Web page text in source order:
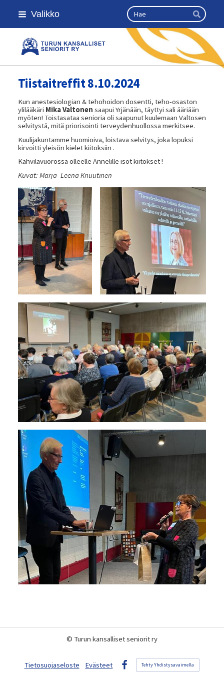
Siirry
sivun
Valikko Haku
Hae
Turun kansalliset seniorit ry
Tiistaitreffit 8.10.2024
Kun anestesiologian & tehohoidon dosentti, teho-osaston
ylilääkäri Mika Valtonen saapui Yrjänään, täyttyi sali ääriään
myöten! Toistasataa senioria oli saapunut kuulemaan Valtosen
selvitystä, mitä priorisointi terveydenhuollossa merkitsee.
Kuulijakuntamme huomioiva, loistava selvitys, joka lopuksi
kirvoitti yleisön kielet kiitoksiin .
Kahvilavuorossa olleelle Annelille isot kiitokset !
Kuvat: Marja- Leena Knuutinen
© Turun kansalliset seniorit ry
Tietosuojaseloste
Evästeet
Tehty Yhdistysavaimella